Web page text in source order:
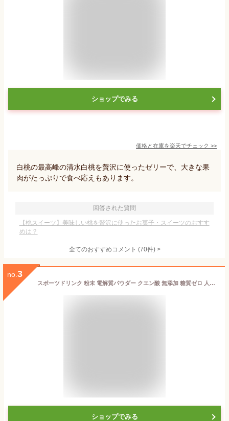
ショップでみる
価格と在庫を楽天でチェック >>
白桃の最高峰の清水白桃を贅沢に使ったゼリーで、大きな果
肉がたっぷりで食べ応えもあります。
回答された質問
【桃スイーツ】美味しい桃を贅沢に使ったお菓子・スイーツのおすす
めは？
全てのおすすめコメント (70件) >
no. 3
スポーツドリンク 粉末 電解質パウダー クエン酸 無添加 糖質ゼロ 人工甘味料不使用 20包 ビタミン アクティブブル 個包装 500ml 水筒 スポーツ飲料 熱中症対策 運動 部活 送料無料
ショップでみる